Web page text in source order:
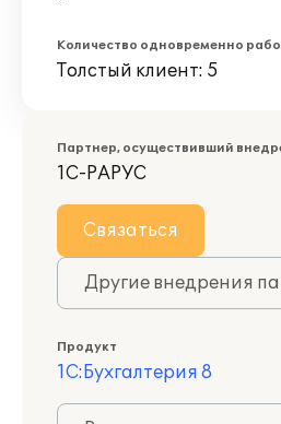
Количество одновременно
Толстый клиент: 5
Партнер, осуществивший
1С-РАРУС
Связаться
Другие внедрения
Продукт
1С:Бухгалтерия 8